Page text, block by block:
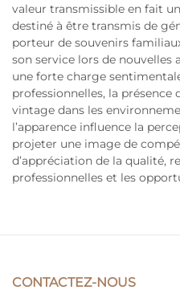
valeur transmissible en fait
destiné à être transmis de
porteur de souvenirs
son service lors de nouvelles
une forte charge
professionnelles, la
vintage dans les
l’apparence influence la
projeter une image de
d’appréciation de la qualité,
professionnelles et les
CONTACTEZ-NOUS